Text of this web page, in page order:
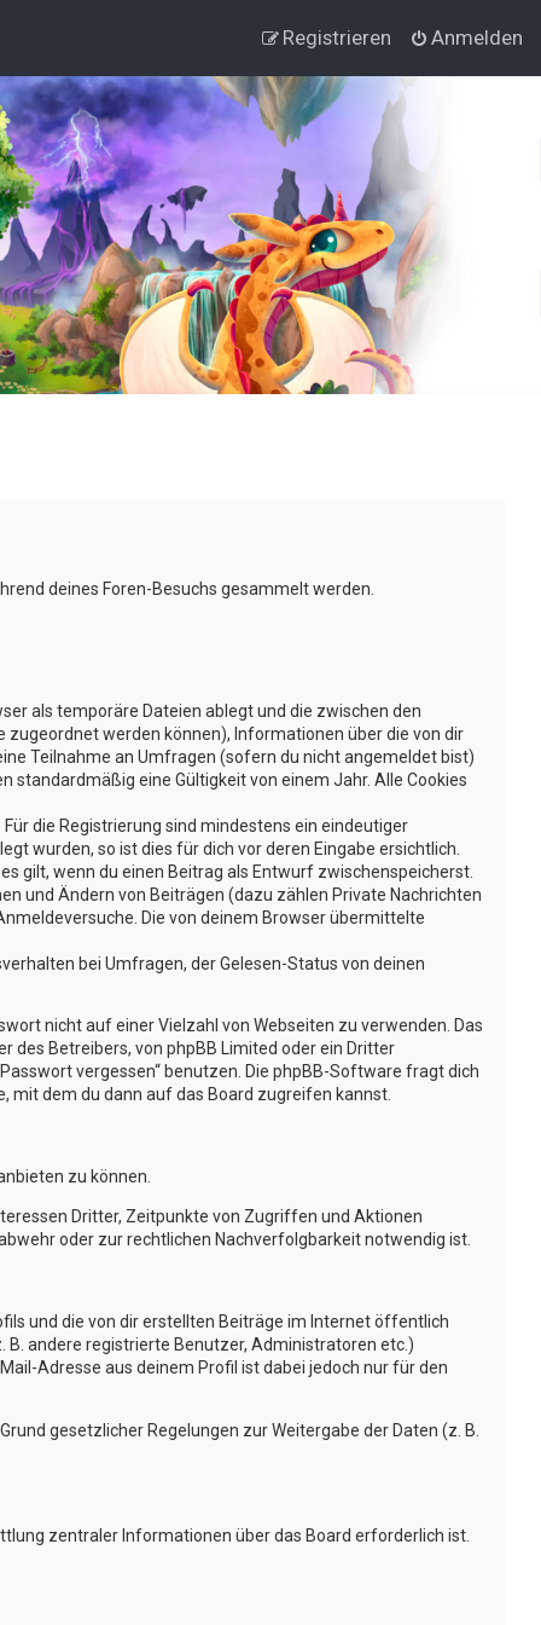
Anmelden
Registrieren
deines Foren-Besuchs gesammelt werden.
als temporäre Dateien ablegt und die zwischen den
werden können), Informationen über die von dir
Teilnahme an Umfragen (sofern du nicht angemeldet bist)
standardmäßig eine Gültigkeit von einem Jahr. Alle Cookies
die Registrierung sind mindestens ein eindeutiger
wurden, so ist dies für dich vor deren Eingabe ersichtlich.
gilt, wenn du einen Beitrag als Entwurf zwischenspeicherst.
und Ändern von Beiträgen (dazu zählen Private Nachrichten
Die von deinem Browser übermittelte
bei Umfragen, der Gelesen-Status von deinen
nicht auf einer Vielzahl von Webseiten zu verwenden. Das
des Betreibers, von phpBB Limited oder ein Dritter
vergessen“ benutzen. Die phpBB-Software fragt dich
mit dem du dann auf das Board zugreifen kannst.
zu können.
Dritter, Zeitpunkte von Zugriffen und Aktionen
oder zur rechtlichen Nachverfolgbarkeit notwendig ist.
und die von dir erstellten Beiträge im Internet öffentlich
andere registrierte Benutzer, Administratoren etc.)
Adresse aus deinem Profil ist dabei jedoch nur für den
gesetzlicher Regelungen zur Weitergabe der Daten (z. B.
zentraler Informationen über das Board erforderlich ist.